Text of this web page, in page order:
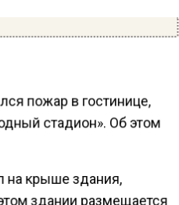
пожар в гостинице,
стадион». Об этом
на крыше здания,
здании размещается